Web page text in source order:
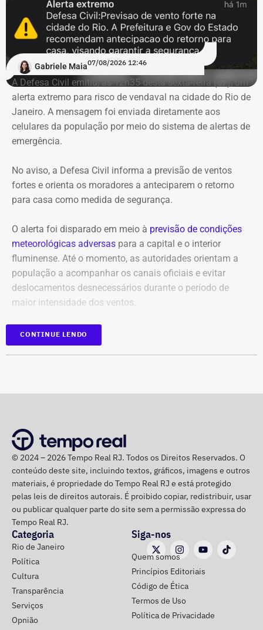
Gabriele Maia07/08/2026 12:46
A Defesa Civil emitiu, às 12h35 desta sexta-feira (07), um
alerta extremo para risco de vendaval na cidade do Rio de
Janeiro. A mensagem foi enviada diretamente aos
celulares da população por meio do sistema de alertas de
emergência.
No aviso, a Defesa Civil informa a previsão de ventos
fortes e orienta os moradores a anteciparem o retorno
para casa como medida de segurança.
O alerta foi disparado em meio à previsão de condições
meteorológicas adversas para a capital e o interior
fluminense. Até o momento, as autoridades orientam a
população a acompanhar os canais oficiais e evitar
deslocamentos desnecessários durante o período de
maior intensidade dos ventos.
CONTINUE LENDO
© 2024 – 2026 Tempo Real RJ. Todos os Direitos Reservados. O
conteúdo deste site, incluindo textos, gráficos, imagens e outros
materiais, é propriedade do Tempo Real RJ e está protegido
pelas leis de direitos autorais. É proibido copiar, redistribuir, usar
ou publicar qualquer parte do site sem a permissão expressa do
Tempo Real RJ.
Categoria
Rio de Janeiro
Política
Cultura
Transparência
Serviços
Opnião
Siga-nos
Quem somos
Princípios Editoriais
Código de Ética
Termos de Uso
Política de Privacidade